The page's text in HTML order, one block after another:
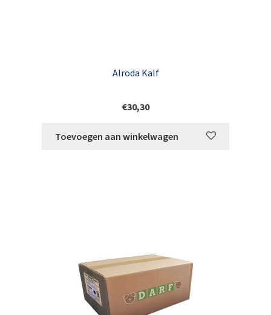
Alroda Kalf
€30,30
Toevoegen aan winkelwagen